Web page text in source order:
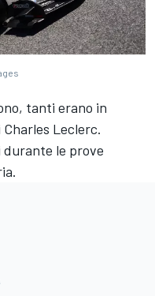
tanti erano in
Leclerc.
le prove